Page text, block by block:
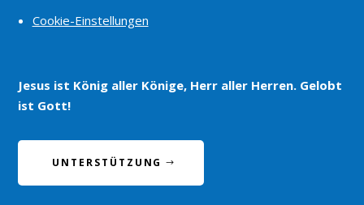
Cookie-Einstellungen
Jesus ist König aller Könige, Herr aller Herren. Gelobt
ist Gott!
UNTERSTÜTZUNG